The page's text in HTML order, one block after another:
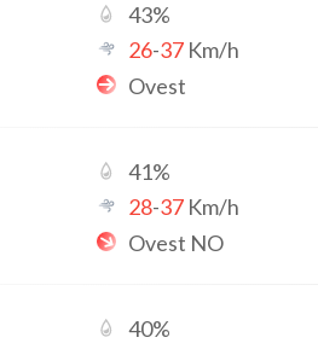
43%
26-37 Km/h
Ovest
41%
28-37 Km/h
Ovest NO
40%